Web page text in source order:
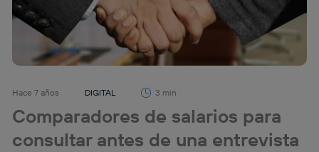
Hace 7 años DIGITAL 3 min
Comparadores de salarios para
consultar antes de una entrevista